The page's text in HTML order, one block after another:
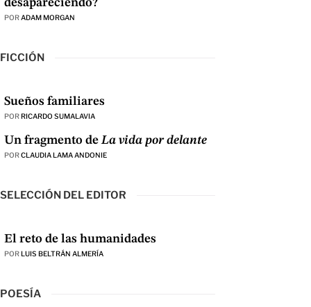
desapareciendo?
PORADAM MORGAN
FICCIÓN
Sueños familiares
PORRICARDO SUMALAVIA
Un fragmento deLa vida por delante
PORCLAUDIA LAMA ANDONIE
SELECCIÓN DEL EDITOR
El reto de las humanidades
PORLUIS BELTRÁN ALMERÍA
POESÍA